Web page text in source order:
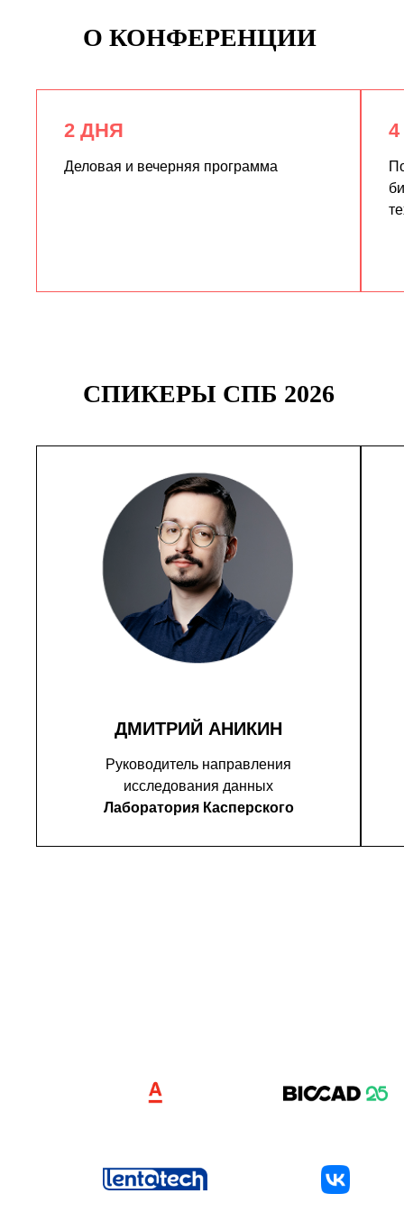
О КОНФЕРЕНЦИИ
2 ДНЯ
Деловая и вечерняя программа
СПИКЕРЫ СПБ 2026
ДМИТРИЙ АНИКИН
Руководитель направления
исследования данных
Лаборатория Касперского